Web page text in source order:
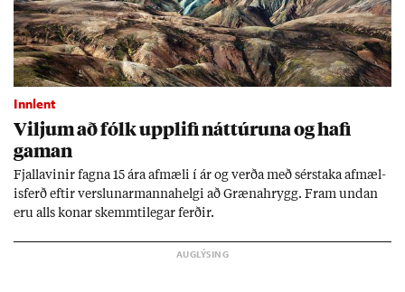
Innlent
Vilj­um að fólk upp­lifi nátt­úr­una og hafi
gam­an
Fjalla­vin­ir fagna 15 ára af­mæli í ár og verða með sér­staka af­mæl­
is­ferð eft­ir versl­un­ar­manna­helgi að Græna­hrygg. Fram und­an
eru alls kon­ar skemmti­leg­ar ferð­ir.